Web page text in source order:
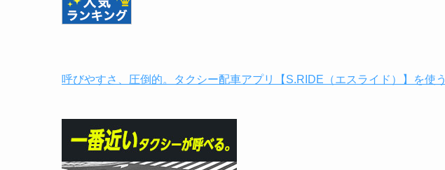
呼びやすさ、圧倒的。タクシー配車アプリ【S.RIDE（エスライド）】を使う